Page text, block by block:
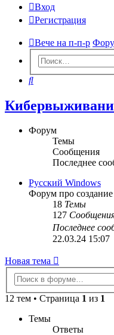
Вход
Регистрация
Вече на п-п-р
Поиск
Форум
Темы
Сообщения
Последнее
Русский Windows
Форум про
18 Темы
127
Последнее
22.03.24 15:07
Новая тема
12 тем • Страница 1 из 1
Темы
Ответы